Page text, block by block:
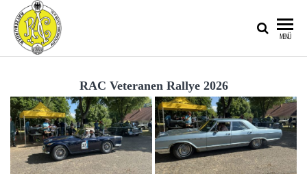
AUTOMOBIL-
CLUB IM
ADAC E.V.
MENÜ
RAC Veteranen Rallye 2026